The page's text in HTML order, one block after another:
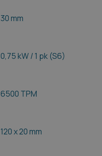
30 mm
0,75 kW / 1 pk (S6)
6500 TPM
120 x 20 mm